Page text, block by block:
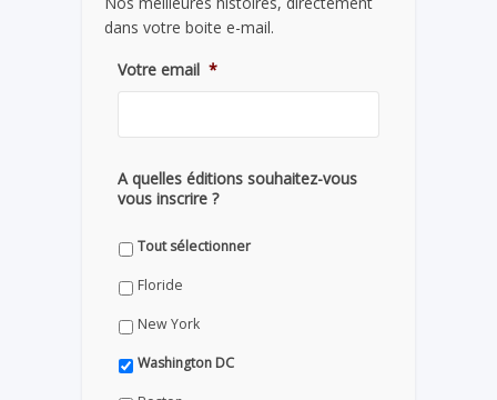
dans votre boite e-mail.
Votre email *
A quelles éditions souhaitez-vous
vous inscrire ?
Tout sélectionner
Floride
New York
Washington DC